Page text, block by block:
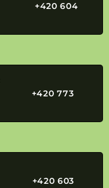
604
773
s.r.o.
+420 603